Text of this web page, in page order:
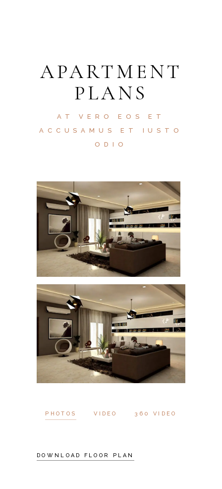
APARTMENT
PLANS
AT VERO EOS ET
ACCUSAMUS ET IUSTO
ODIO
PHOTOS VIDEO 360 VIDEO
DOWNLOAD FLOOR PLAN